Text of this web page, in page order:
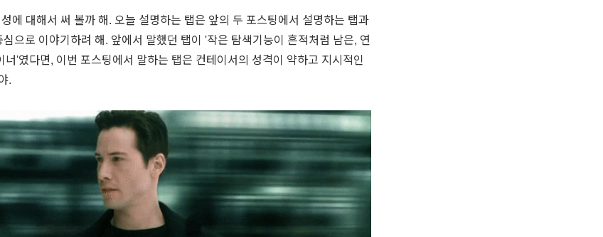
에 대해서 써 볼까 해. 오늘 설명하는 탭은 앞의 두 포스팅에서 설명하는 탭과
심으로 이야기하려 해. 앞에서 말했던 탭이 '작은 탐색기능이 흔적처럼 남은, 연
너'였다면, 이번 포스팅에서 말하는 탭은 컨테이서의 성격이 약하고 지시적인
.